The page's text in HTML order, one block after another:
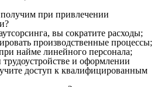
при привлечении
вы сократите расходы;
производственные процессы;
найме линейного персонала;
трудоустройстве и оформлении
доступ к квалифицированным